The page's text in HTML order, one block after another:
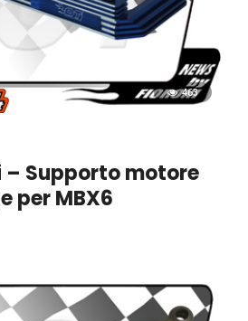
463
– Supporto motore
per MBX6